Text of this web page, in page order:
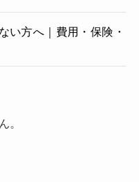
い方へ｜費用・保険・
。